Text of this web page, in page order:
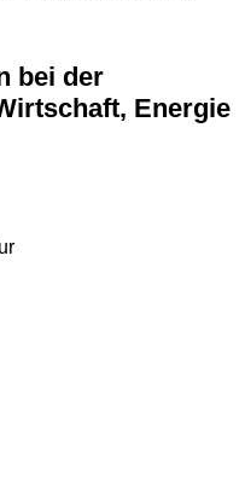
Energie